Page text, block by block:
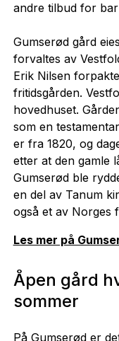
andre tilbud for
Gumserød gård
forvaltes av
Erik Nilsen
fritidsgården.
hovedhuset.
som en
er fra 1820, og
etter at den gamle
Gumserød ble
en del av Tanum
også et av Norges
Les mer på
Åpen gård
sommer
På Gumserød er